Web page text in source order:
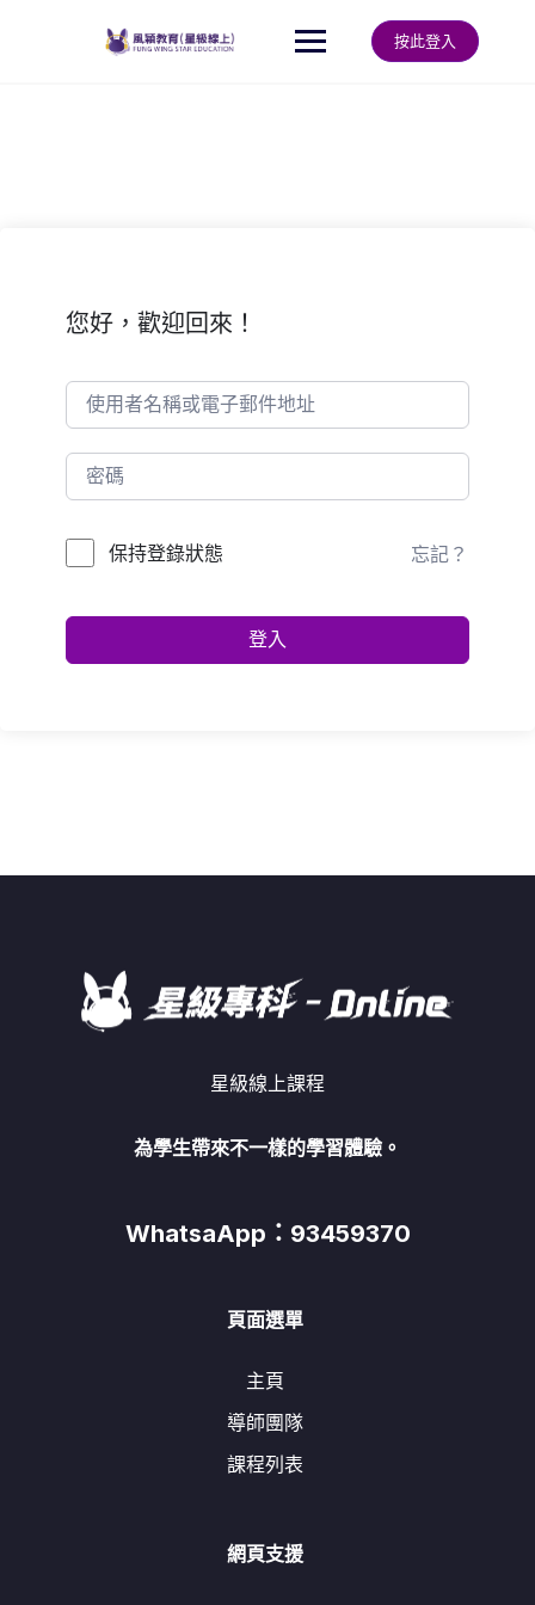
按此登入
您好，歡迎回來！
保持登錄狀態 忘記？
登入
星級線上課程
為學生帶來不一樣的學習體驗。
WhatsaApp：93459370
頁面選單
主頁
導師團隊
課程列表
網頁支援